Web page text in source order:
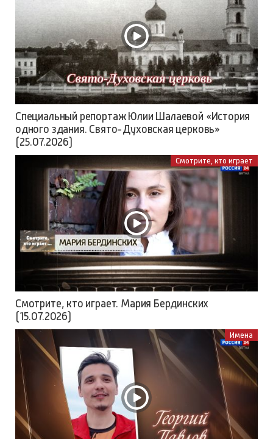
Специальный репортаж Юлии Шалаевой «История
одного здания. Свято-Духовская церковь»
(25.07.2026)
Смотрите, кто играет
Смотрите, кто играет. Мария Бердинских
(15.07.2026)
Имена